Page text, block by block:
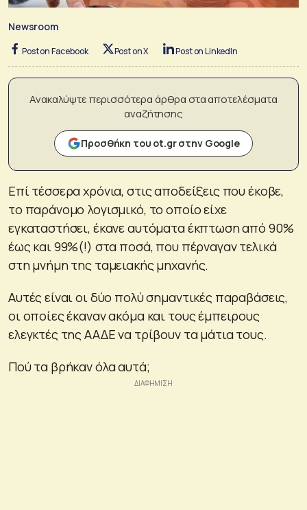
Newsroom
Post on Facebook Post on X Post on LinkedIn
Ανακαλύψτε περισσότερα άρθρα στα αποτελέσματα
αναζήτησης
Προσθήκη του ot.gr στην Google
Επί τέσσερα χρόνια, στις αποδείξεις που έκοβε,
το παράνομο λογισμικό, το οποίο είχε
εγκαταστήσει, έκανε αυτόματα έκπτωση από 90%
έως και 99%(!) στα ποσά, που πέρναγαν τελικά
στη μνήμη της ταμειακής μηχανής.
Αυτές είναι οι δύο πολύ σημαντικές παραβάσεις,
οι οποίες έκαναν ακόμα και τους έμπειρους
ελεγκτές της ΑΑΔΕ να τρίβουν τα μάτια τους.
Πού τα βρήκαν όλα αυτά;